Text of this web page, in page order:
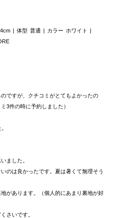
体型 普通 カラー ホワイト
ですが、クチコミがとてもよかったの
3件の時に予約しました）
ました。
のは良かったです。夏は暑くて無理そう
があります。（個人的にあまり裏地が好
さいです。